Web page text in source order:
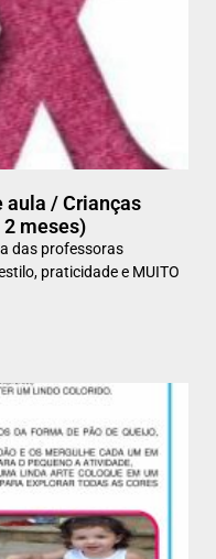
aula / Crianças
2 meses)
das professoras
praticidade e MUITO